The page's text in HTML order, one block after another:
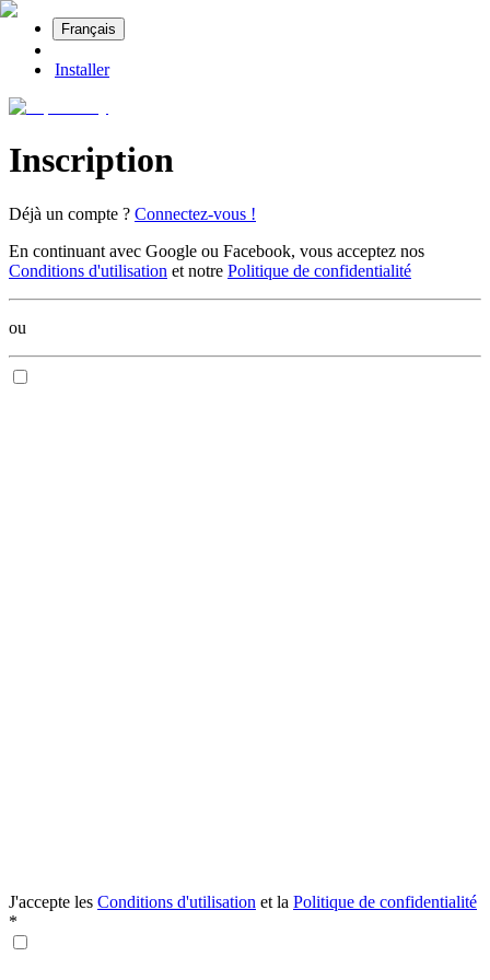
Français
Installer
Inscription
Déjà un compte ? Connectez-vous !
En continuant avec Google ou Facebook, vous acceptez nos
Conditions d'utilisation et notre Politique de confidentialité
ou
J'accepte les Conditions d'utilisation et la Politique de confidentialité
*